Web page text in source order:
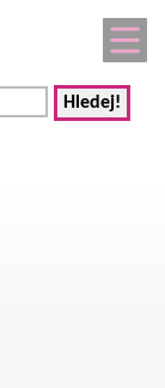
Hledej!